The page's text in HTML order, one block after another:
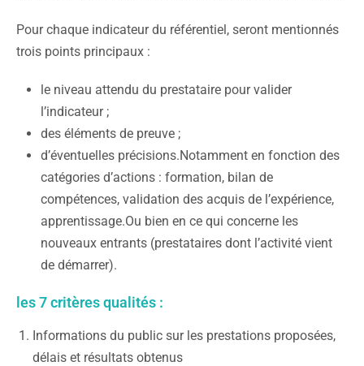
Pour chaque indicateur du référentiel, seront mentionnés
trois points principaux :
le niveau attendu du prestataire pour valider
l’indicateur ;
des éléments de preuve ;
d’éventuelles précisions.Notamment en fonction des
catégories d’actions : formation, bilan de
compétences, validation des acquis de l’expérience,
apprentissage.Ou bien en ce qui concerne les
nouveaux entrants (prestataires dont l’activité vient
de démarrer).
les 7 critères qualités :
Informations du public sur les prestations proposées,
délais et résultats obtenus